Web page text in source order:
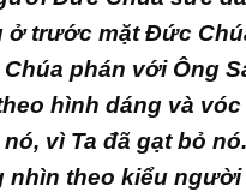
ở trước mặt Đức
phán với Ông
hình dáng và
vì Ta đã gạt bỏ
nhìn theo kiểu người